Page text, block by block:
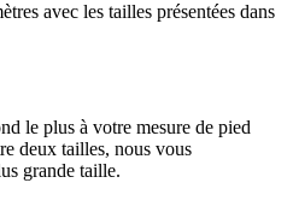
avec les tailles présentées dans
le plus à votre mesure de pied
deux tailles, nous vous
grande taille.